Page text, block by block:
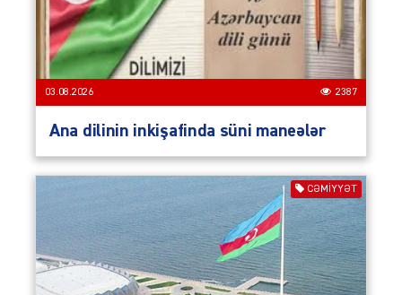
03.08.2026 2387
Ana dilinin inkişafinda süni maneələr
CƏMIYYƏT